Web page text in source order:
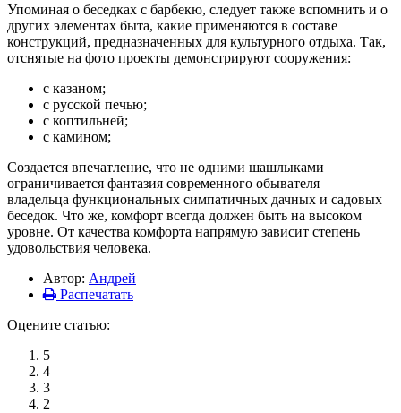
Упоминая о беседках с барбекю, следует также вспомнить и о
других элементах быта, какие применяются в составе
конструкций, предназначенных для культурного отдыха. Так,
отснятые на фото проекты демонстрируют сооружения:
с казаном;
с русской печью;
с коптильней;
с камином;
Создается впечатление, что не одними шашлыками
ограничивается фантазия современного обывателя –
владельца функциональных симпатичных дачных и садовых
беседок. Что же, комфорт всегда должен быть на высоком
уровне. От качества комфорта напрямую зависит степень
удовольствия человека.
Автор: Андрей
Распечатать
Оцените статью:
5
4
3
2